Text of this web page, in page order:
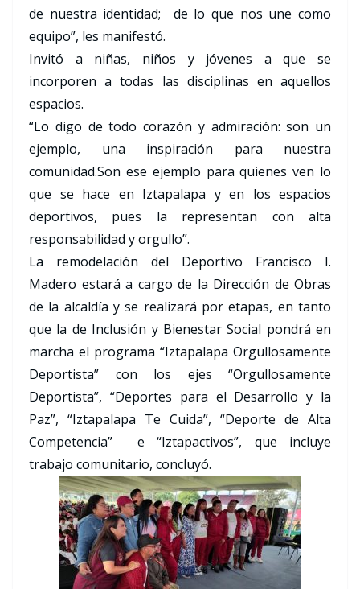
de nuestra identidad; de lo que nos une como
equipo”, les manifestó.
Invitó a niñas, niños y jóvenes a que se
incorporen a todas las disciplinas en aquellos
espacios.
“Lo digo de todo corazón y admiración: son un
ejemplo, una inspiración para nuestra
comunidad.Son ese ejemplo para quienes ven lo
que se hace en Iztapalapa y en los espacios
deportivos, pues la representan con alta
responsabilidad y orgullo”.
La remodelación del Deportivo Francisco I.
Madero estará a cargo de la Dirección de Obras
de la alcaldía y se realizará por etapas, en tanto
que la de Inclusión y Bienestar Social pondrá en
marcha el programa “Iztapalapa Orgullosamente
Deportista” con los ejes “Orgullosamente
Deportista”, “Deportes para el Desarrollo y la
Paz”, “Iztapalapa Te Cuida”, “Deporte de Alta
Competencia” e “Iztapactivos”, que incluye
trabajo comunitario, concluyó.